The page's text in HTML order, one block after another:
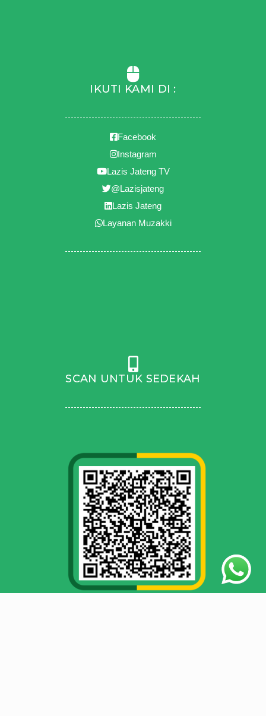
IKUTI KAMI DI :
Facebook
Instagram
Lazis Jateng TV
@Lazisjateng
Lazis Jateng
Layanan Muzakki
SCAN UNTUK SEDEKAH